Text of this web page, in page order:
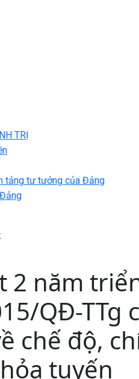
TRỊ
tảng tư tưởng của Đảng
2 năm
QĐ-TTg
chế độ,
tuyến